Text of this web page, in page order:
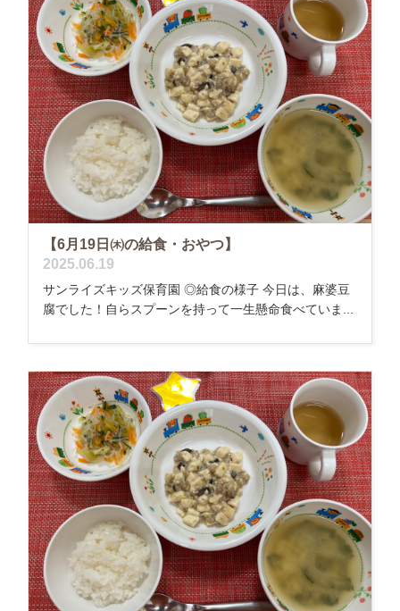
【6月19日㈭の給食・おやつ】
2025.06.19
サンライズキッズ保育園 ◎給食の様子 今日は、麻婆豆
腐でした！自らスプーンを持って一生懸命食べていま...